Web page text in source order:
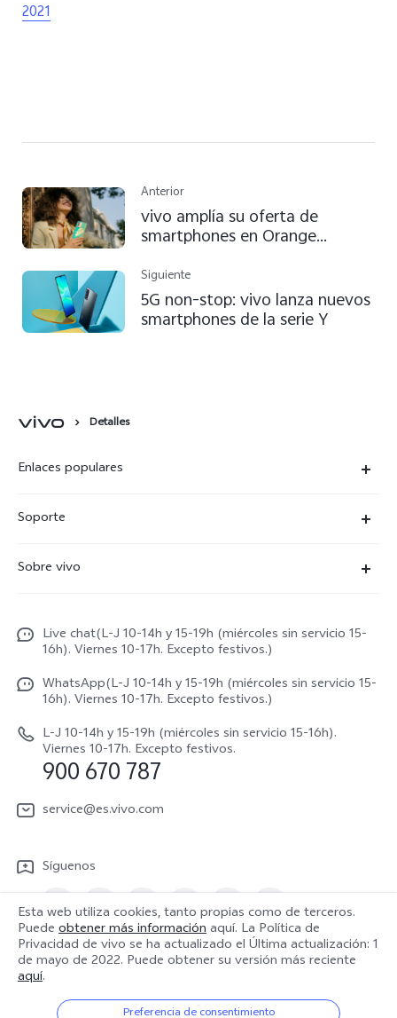
2021
Anterior
vivo amplía su oferta de
smartphones en Orange
alta
Siguiente
5G non-stop: vivo lanza nuevos
smartphones de la serie Y
Detalles
Enlaces populares
X300
V70 5G
V70 FE
V70 Lite 5G
Y31 5G
Soporte
Autenticación de IMEI
Gestión de reparaciones
Manual de usuario
Actualización de sistema
Actualizar registro
Instrucciones de Garantía
Sobre vivo
Netiqueta vivo
Avisos legales
Acerca de nosotros
Sostenibilidad
Centro de privacidad de vivo
Live chat(L-J 10-14h y 15-19h (miércoles sin servicio 15-
16h). Viernes 10-17h. Excepto festivos.)
WhatsApp(L-J 10-14h y 15-19h (miércoles sin servicio 15-
16h). Viernes 10-17h. Excepto festivos.)
L-J 10-14h y 15-19h (miércoles sin servicio 15-16h).
Viernes 10-17h. Excepto festivos.
900 670 787
service@es.vivo.com
Síguenos
España | Seleccione país/región
Esta web utiliza cookies, tanto propias como de terceros.
Puede obtener más informaciónaquí. La Política de
Privacidad de vivo se ha actualizado el Última actualización: 1
de mayo de 2022. Puede obtener su versión más reciente
aquí.
Preferencia de consentimiento